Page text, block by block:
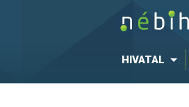
HIVATAL